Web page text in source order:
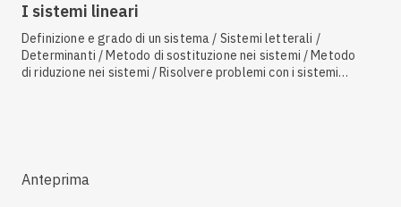
I sistemi lineari
Definizione e grado di un sistema / Sistemi letterali /
Determinanti / Metodo di sostituzione nei sistemi / Metodo
di riduzione nei sistemi / Risolvere problemi con i sistemi
Anteprima